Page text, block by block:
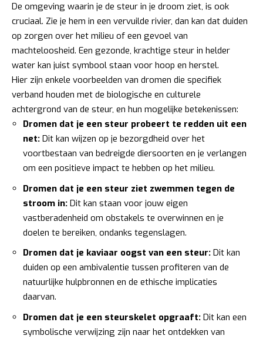
De omgeving waarin je de steur in je droom ziet, is ook
cruciaal. Zie je hem in een vervuilde rivier, dan kan dat duiden
op zorgen over het milieu of een gevoel van
machteloosheid. Een gezonde, krachtige steur in helder
water kan juist symbool staan voor hoop en herstel.
Hier zijn enkele voorbeelden van dromen die specifiek
verband houden met de biologische en culturele
achtergrond van de steur, en hun mogelijke betekenissen:
Dromen dat je een steur probeert te redden uit een
net: Dit kan wijzen op je bezorgdheid over het
voortbestaan van bedreigde diersoorten en je verlangen
om een positieve impact te hebben op het milieu.
Dromen dat je een steur ziet zwemmen tegen de
stroom in: Dit kan staan voor jouw eigen
vastberadenheid om obstakels te overwinnen en je
doelen te bereiken, ondanks tegenslagen.
Dromen dat je kaviaar oogst van een steur: Dit kan
duiden op een ambivalentie tussen profiteren van de
natuurlijke hulpbronnen en de ethische implicaties
daarvan.
Dromen dat je een steurskelet opgraaft: Dit kan een
symbolische verwijzing zijn naar het ontdekken van